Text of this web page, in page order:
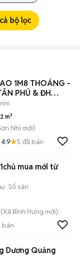
bộ lọc
1M8 THOÁNG -
PHÚ & ĐH
m²
Nhì mới)
4.9 5 đã bán
mua mới từ
Số sàn
(Xã Bình Hưng mới)
bán
Dương Quảng